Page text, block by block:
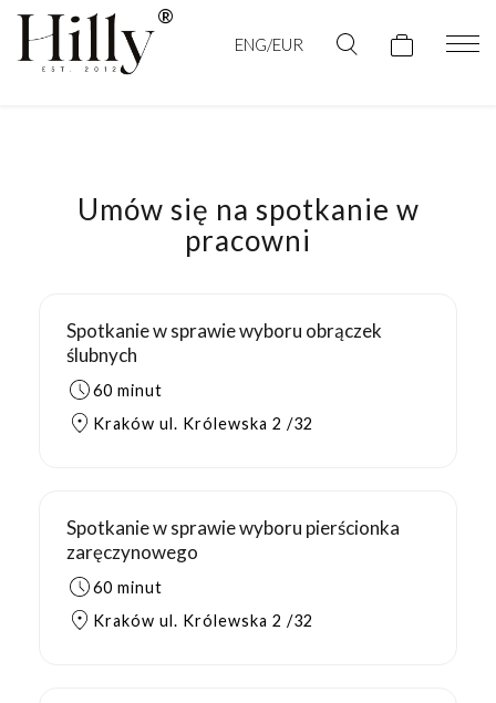
ENG/EUR
Umów się na spotkanie w
pracowni
Spotkanie w sprawie wyboru obrączek
ślubnych
60 minut
Kraków ul. Królewska 2 /32
Spotkanie w sprawie wyboru pierścionka
zaręczynowego
60 minut
Kraków ul. Królewska 2 /32